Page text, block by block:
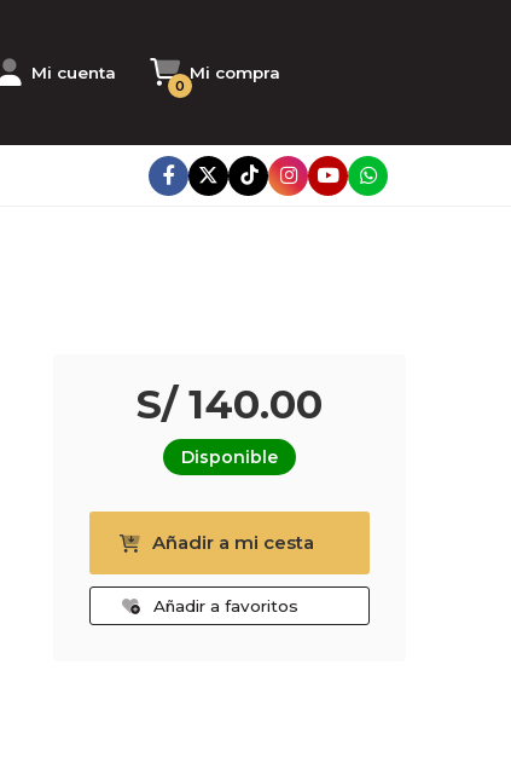
Mi cuenta Mi compra
0
S/ 140.00
Disponible
Añadir a mi cesta
Añadir a favoritos